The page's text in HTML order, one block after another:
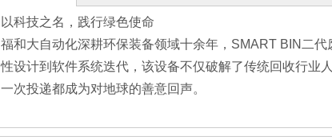
以科技之名，践行绿色使命
福和大自动化深耕环保装备领域十余年，SMART BIN二
性设计到软件系统迭代，该设备不仅破解了传统回收行业
一次投递都成为对地球的善意回声。